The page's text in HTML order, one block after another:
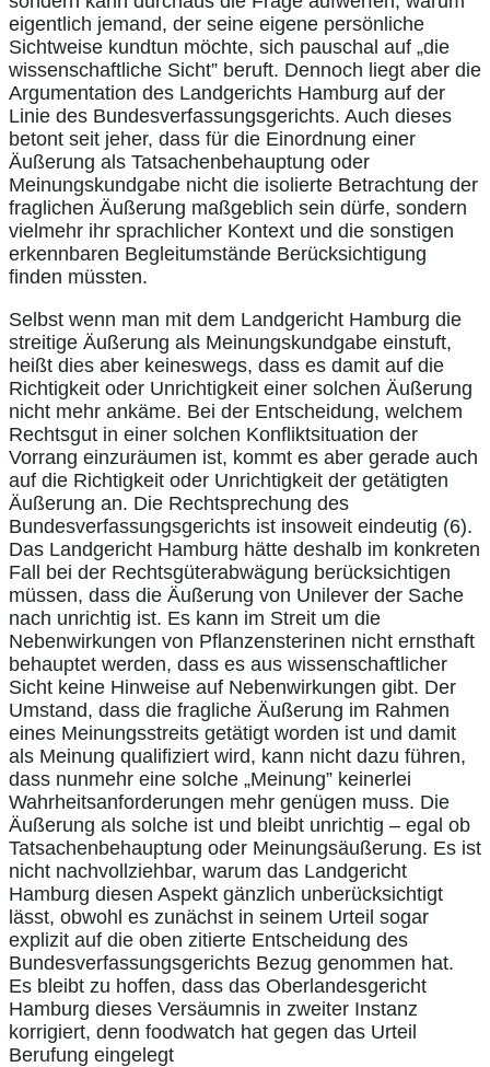
eigentlich jemand, der seine eigene persönliche
Sichtweise kundtun möchte, sich pauschal auf „die
wissenschaftliche Sicht” beruft. Dennoch liegt aber die
Argumentation des Landgerichts Hamburg auf der
Linie des Bundesverfassungsgerichts. Auch dieses
betont seit jeher, dass für die Einordnung einer
Äußerung als Tatsachenbehauptung oder
Meinungskundgabe nicht die isolierte Betrachtung der
fraglichen Äußerung maßgeblich sein dürfe, sondern
vielmehr ihr sprachlicher Kontext und die sonstigen
erkennbaren Begleitumstände Berücksichtigung
finden müssten.
Selbst wenn man mit dem Landgericht Hamburg die
streitige Äußerung als Meinungskundgabe einstuft,
heißt dies aber keineswegs, dass es damit auf die
Richtigkeit oder Unrichtigkeit einer solchen Äußerung
nicht mehr ankäme. Bei der Entscheidung, welchem
Rechtsgut in einer solchen Konfliktsituation der
Vorrang einzuräumen ist, kommt es aber gerade auch
auf die Richtigkeit oder Unrichtigkeit der getätigten
Äußerung an. Die Rechtsprechung des
Bundesverfassungsgerichts ist insoweit eindeutig (6).
Das Landgericht Hamburg hätte deshalb im konkreten
Fall bei der Rechtsgüterabwägung berücksichtigen
müssen, dass die Äußerung von Unilever der Sache
nach unrichtig ist. Es kann im Streit um die
Nebenwirkungen von Pflanzensterinen nicht ernsthaft
behauptet werden, dass es aus wissenschaftlicher
Sicht keine Hinweise auf Nebenwirkungen gibt. Der
Umstand, dass die fragliche Äußerung im Rahmen
eines Meinungsstreits getätigt worden ist und damit
als Meinung qualifiziert wird, kann nicht dazu führen,
dass nunmehr eine solche „Meinung” keinerlei
Wahrheitsanforderungen mehr genügen muss. Die
Äußerung als solche ist und bleibt unrichtig – egal ob
Tatsachenbehauptung oder Meinungsäußerung. Es ist
nicht nachvollziehbar, warum das Landgericht
Hamburg diesen Aspekt gänzlich unberücksichtigt
lässt, obwohl es zunächst in seinem Urteil sogar
explizit auf die oben zitierte Entscheidung des
Bundesverfassungsgerichts Bezug genommen hat.
Es bleibt zu hoffen, dass das Oberlandesgericht
Hamburg dieses Versäumnis in zweiter Instanz
korrigiert, denn foodwatch hat gegen das Urteil
Berufung eingelegt